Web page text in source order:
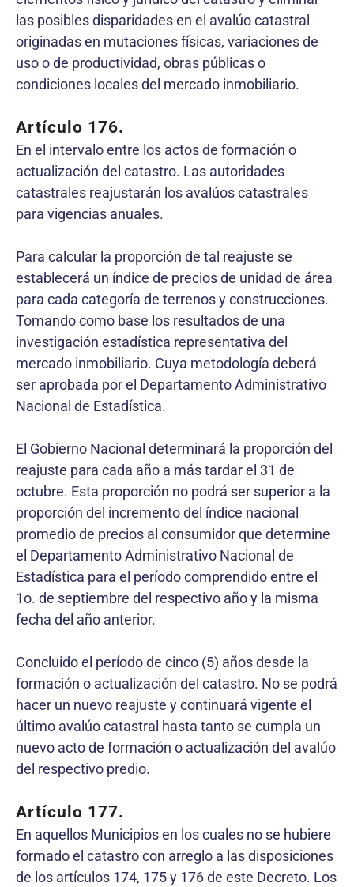
las posibles disparidades en el avalúo catastral
originadas en mutaciones físicas, variaciones de
uso o de productividad, obras públicas o
condiciones locales del mercado inmobiliario.
Artículo 176.
En el intervalo entre los actos de formación o
actualización del catastro. Las autoridades
catastrales reajustarán los avalúos catastrales
para vigencias anuales.
Para calcular la proporción de tal reajuste se
establecerá un índice de precios de unidad de área
para cada categoría de terrenos y construcciones.
Tomando como base los resultados de una
investigación estadística representativa del
mercado inmobiliario. Cuya metodología deberá
ser aprobada por el Departamento Administrativo
Nacional de Estadística.
El Gobierno Nacional determinará la proporción del
reajuste para cada año a más tardar el 31 de
octubre. Esta proporción no podrá ser superior a la
proporción del incremento del índice nacional
promedio de precios al consumidor que determine
el Departamento Administrativo Nacional de
Estadística para el período comprendido entre el
1o. de septiembre del respectivo año y la misma
fecha del año anterior.
Concluido el período de cinco (5) años desde la
formación o actualización del catastro. No se podrá
hacer un nuevo reajuste y continuará vigente el
último avalúo catastral hasta tanto se cumpla un
nuevo acto de formación o actualización del avalúo
del respectivo predio.
Artículo 177.
En aquellos Municipios en los cuales no se hubiere
formado el catastro con arreglo a las disposiciones
de los artículos 174, 175 y 176 de este Decreto. Los